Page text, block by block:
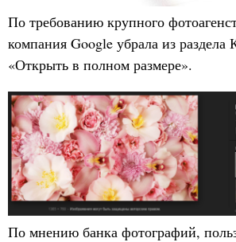
По требованию крупного
компания Google убрала из раздела
«Открыть в полном размере».
По мнению банка фотографий,